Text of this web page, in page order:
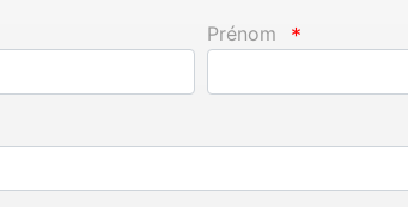
Prénom *